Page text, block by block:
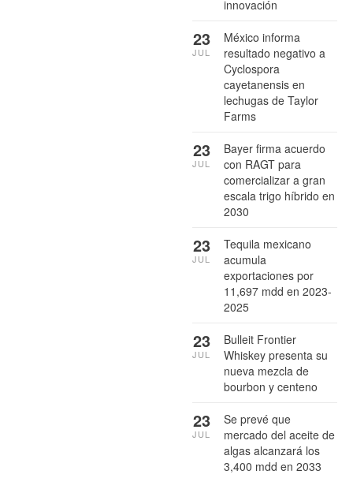
innovación
México informa
resultado negativo a
Cyclospora
cayetanensis en
lechugas de Taylor
Farms
23
JUL
Bayer firma acuerdo
con RAGT para
comercializar a gran
escala trigo híbrido en
2030
23
JUL
Tequila mexicano
acumula
exportaciones por
11,697 mdd en 2023-
2025
23
JUL
Bulleit Frontier
Whiskey presenta su
nueva mezcla de
bourbon y centeno
23
JUL
Se prevé que
mercado del aceite de
algas alcanzará los
3,400 mdd en 2033
23
JUL